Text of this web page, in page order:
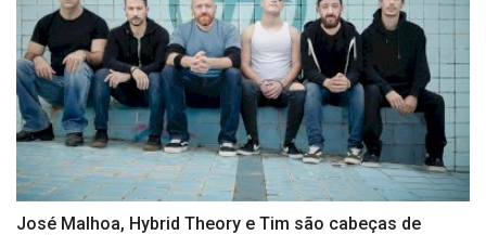
José Malhoa, Hybrid Theory e Tim são cabeças de